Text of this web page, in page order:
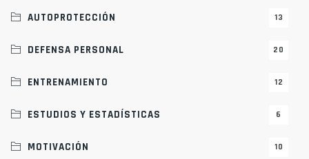
AUTOPROTECCIÓN 13
DEFENSA PERSONAL 20
ENTRENAMIENTO 12
ESTUDIOS Y ESTADÍSTICAS 6
MOTIVACIÓN 10